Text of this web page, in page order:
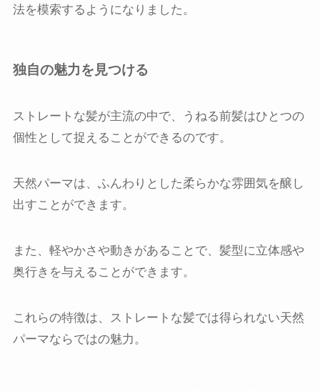
法を模索するようになりました。
独自の魅力を見つける
ストレートな髪が主流の中で、うねる前髪はひとつの
個性として捉えることができるのです。
天然パーマは、ふんわりとした柔らかな雰囲気を醸し
出すことができます。
また、軽やかさや動きがあることで、髪型に立体感や
奥行きを与えることができます。
これらの特徴は、ストレートな髪では得られない天然
パーマならではの魅力。